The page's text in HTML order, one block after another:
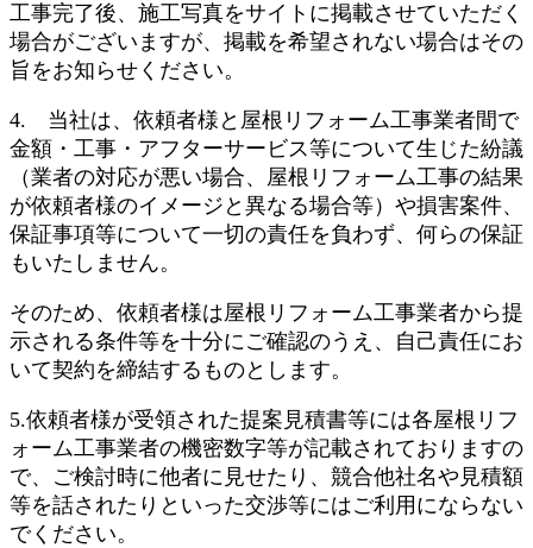
工事完了後、施工写真をサイトに掲載させていただく
場合がございますが、掲載を希望されない場合はその
旨をお知らせください。
4. 当社は、依頼者様と屋根リフォーム工事業者間で
金額・工事・アフターサービス等について生じた紛議
（業者の対応が悪い場合、屋根リフォーム工事の結果
が依頼者様のイメージと異なる場合等）や損害案件、
保証事項等について一切の責任を負わず、何らの保証
もいたしません。
そのため、依頼者様は屋根リフォーム工事業者から提
示される条件等を十分にご確認のうえ、自己責任にお
いて契約を締結するものとします。
5.依頼者様が受領された提案見積書等には各屋根リフ
ォーム工事業者の機密数字等が記載されておりますの
で、ご検討時に他者に見せたり、競合他社名や見積額
等を話されたりといった交渉等にはご利用にならない
でください。